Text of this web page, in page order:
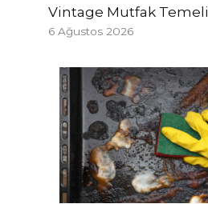
Vintage Mutfak Temeli
6 Ağustos 2026